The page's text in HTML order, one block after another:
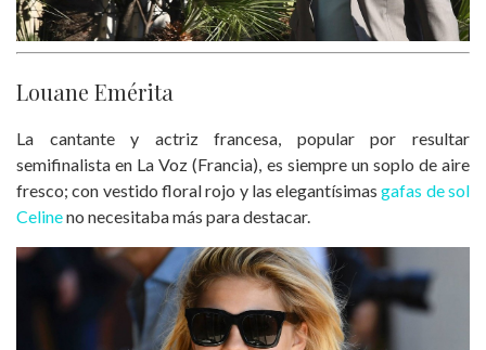
Louane Emérita
La cantante y actriz francesa, popular por resultar
semifinalista en La Voz (Francia), es siempre un soplo de aire
fresco; con vestido floral rojo y las elegantísimas gafas de sol
Celineno necesitaba más para destacar.